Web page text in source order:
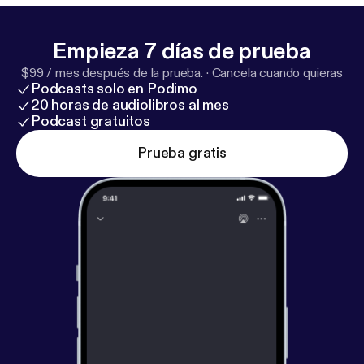
Empieza 7 días de prueba
$99 / mes después de la prueba. · Cancela cuando quieras
Podcasts solo en Podimo
20 horas de audiolibros al mes
Podcast gratuitos
Prueba gratis